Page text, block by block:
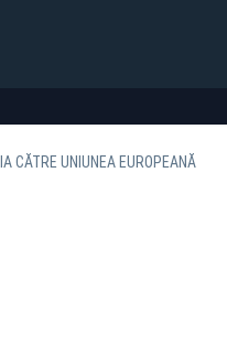
CĂTRE UNIUNEA EUROPEANĂ